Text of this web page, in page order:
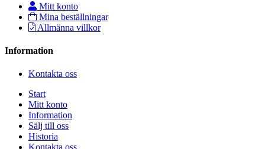
Mitt konto
Mina beställningar
Allmänna villkor
Information
Kontakta oss
Start
Mitt konto
Information
Sälj till oss
Historia